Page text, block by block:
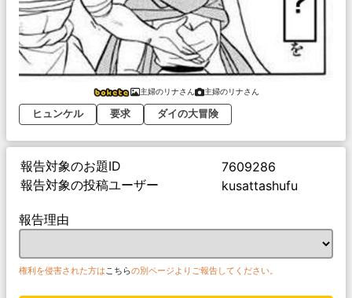
主婦のリナさん 主婦のリナさん
ヒュンケル 要求 ダイの大冒険
報告対象のお題ID
7609286
報告対象の投稿ユーザー
kusattashufu
報告理由
権利を侵害された方はこちらの別ページよりご報告してください。